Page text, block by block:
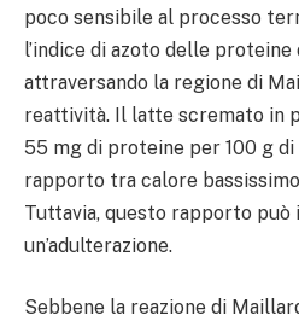
poco sensibile al processo
l’indice di azoto delle
attraversando la regione di
reattività. Il latte scremato in
55 mg di proteine per 100 g
rapporto tra calore
Tuttavia, questo rapporto può
un’adulterazione.
Sebbene la reazione di